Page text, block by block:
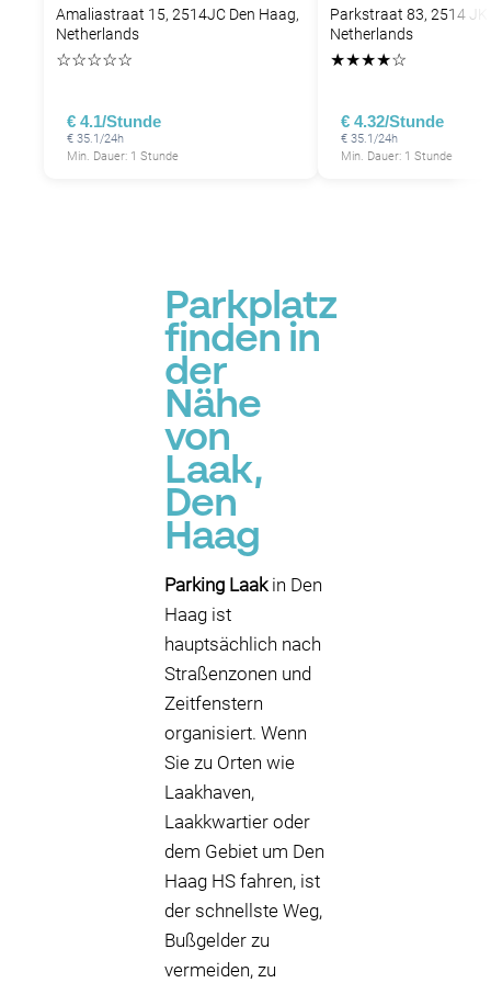
Amaliastraat 15, 2514JC Den Haag,
Netherlands
☆☆☆☆☆
€ 4.1/Stunde
€ 35.1/24h
Min. Dauer: 1 Stunde
Parkstraat 83, 2514 JK
Netherlands
★★★★☆
€ 4.32/Stunde
€ 35.1/24h
Min. Dauer: 1 Stunde
Parkplatz
finden in
der
Nähe
von
Laak,
Den
Haag
Parking Laakin Den
Haag ist
hauptsächlich nach
Straßenzonen und
Zeitfenstern
organisiert. Wenn
Sie zu Orten wie
Laakhaven,
Laakkwartier oder
dem Gebiet um Den
Haag HS fahren, ist
der schnellste Weg,
Bußgelder zu
vermeiden, zu